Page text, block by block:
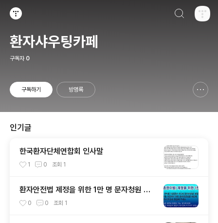
환자샤우팅카페
구독자 0
구독하기 방명록
인기글
한국환자단체연합회 인사말
1 0 조회 1
환자안전법 제정을 위한 1만 명 문자청원 운
동 0 0 조회 1